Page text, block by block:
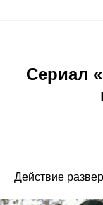
Сериал
Действие